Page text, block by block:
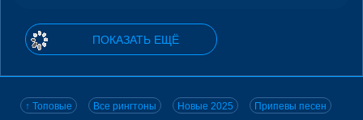
ПОКАЗАТЬ ЕЩЁ
↑ Топовые Все рингтоны Новые 2025 Припевы песен